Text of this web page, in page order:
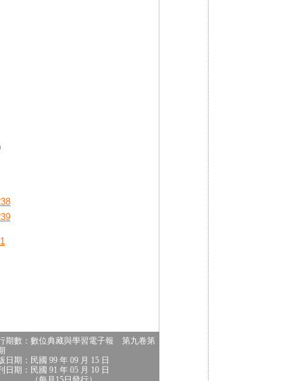
期數：數位典藏與學習電子報 第九卷第
日期：民國 99 年 09 月 15 日
日期：民國 91 年 05 月 10 日